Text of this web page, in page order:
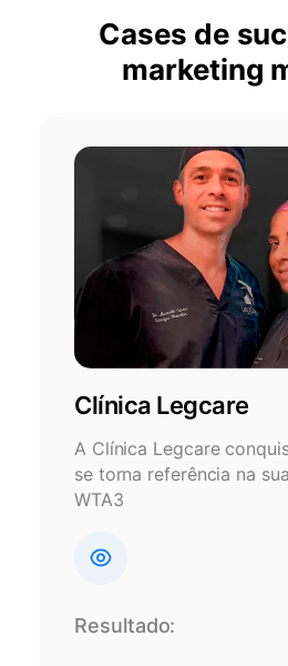
Cases de
marketing
Clínica Legcare
A Clínica Legcare
se torna referência na
WTA3
Resultado: